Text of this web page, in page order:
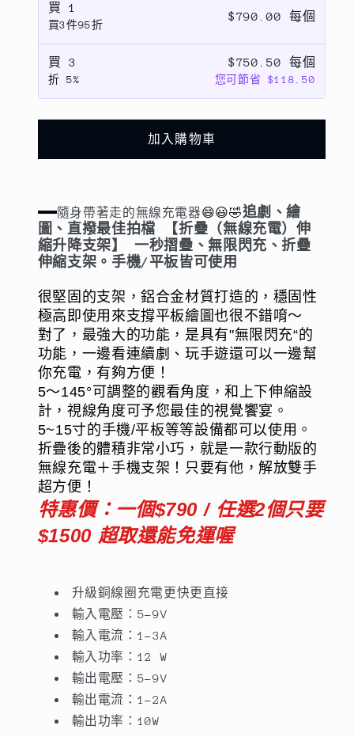
充
電）
伸
縮
升
降
架】
秒
摺
疊、
無
限
閃
充、
折
疊
伸
縮
支
架。
手
機/
平
板
可
使
用
數
量
減
少
升
降
架】
秒
摺
疊、
無
限
閃
充、
折
疊
伸
縮
支
架。
機/
平
板
可
使
用
數
量
增
加
買 1
買3件95折
$790.00 每個
買 3
折 5%
$750.50 每個
您可節省 $118.50
加入購物車
隨身帶著走的無線充電器😄😃🤣追劇、繪
圖、直撥最佳拍檔
【折疊（無線充電）伸
縮升降支架】 一秒摺疊、無限閃充、折疊
伸縮支架。手機/平板皆可使用
很堅固的支架，鋁合金材質打造的，穩固性
極高即使用來支撐平板繪圖也很不錯唷～
對了，最強大的功能，是具有"無限閃充“的
功能，一邊看連續劇、玩手遊還可以一邊幫
你充電，有夠方便！
5～145°可調整的觀看角度，和上下伸縮設
計，視線角度可予您最佳的視覺饗宴。
5~15寸的手機/平板等等設備都可以使用。
折疊後的體積非常小巧，就是一款行動版的
無線充電＋手機支架！只要有他，解放雙手
超方便！
特惠價：一個$790 / 任選2個只要
$1500 超取還能免運喔
升級銅線圈充電更快更直接
輸入電壓：5-9V
輸入電流：1-3A
輸入功率：12 W
輸出電壓：5-9V
輸出電流：1-2A
輸出功率：10W